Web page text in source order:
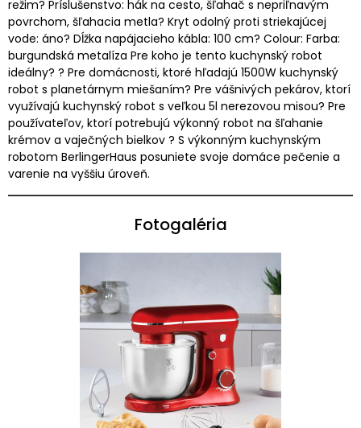
režim? Príslušenstvo: hák na cesto, šľahač s nepriľnavým
povrchom, šľahacia metla? Kryt odolný proti striekajúcej
vode: áno? Dĺžka napájacieho kábla: 100 cm? Colour: Farba:
burgundská metalíza Pre koho je tento kuchynský robot
ideálny? ? Pre domácnosti, ktoré hľadajú 1500W kuchynský
robot s planetárnym miešaním? Pre vášnivých pekárov, ktorí
využívajú kuchynský robot s veľkou 5l nerezovou misou? Pre
používateľov, ktorí potrebujú výkonný robot na šľahanie
krémov a vaječných bielkov ? S výkonným kuchynským
robotom BerlingerHaus posuniete svoje domáce pečenie a
varenie na vyššiu úroveň.
Fotogaléria